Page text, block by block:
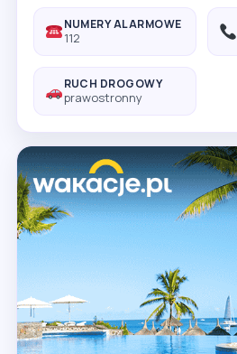
NUMERY ALARMOWE
112
RUCH DROGOWY
prawostronny